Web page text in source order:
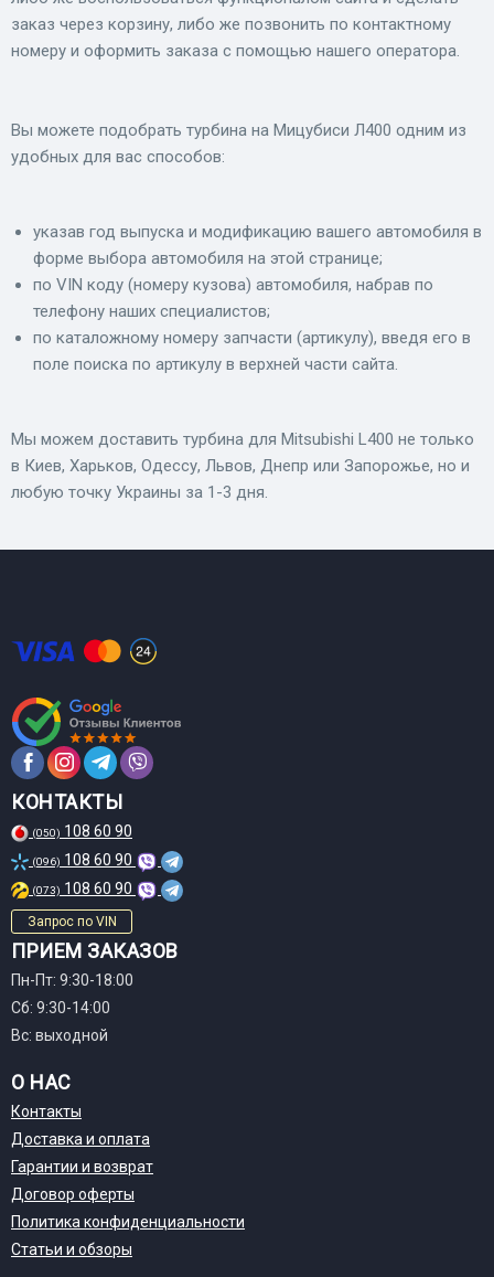
заказ через корзину, либо же позвонить по контактному
номеру и оформить заказа с помощью нашего оператора.
Вы можете подобрать турбина на Мицубиси Л400 одним из
удобных для вас способов:
указав год выпуска и модификацию вашего автомобиля в
форме выбора автомобиля на этой странице;
по VIN коду (номеру кузова) автомобиля, набрав по
телефону наших специалистов;
по каталожному номеру запчасти (артикулу), введя его в
поле поиска по артикулу в верхней части сайта.
Мы можем доставить турбина для Mitsubishi L400 не только
в Киев, Харьков, Одессу, Львов, Днепр или Запорожье, но и
любую точку Украины за 1-3 дня.
КОНТАКТЫ
(050) 108 60 90
(096) 108 60 90
(073) 108 60 90
Запрос по VIN
ПРИЕМ ЗАКАЗОВ
Пн-Пт: 9:30-18:00
Сб: 9:30-14:00
Вс: выходной
О НАС
Контакты
Доставка и оплата
Гарантии и возврат
Договор оферты
Политика конфиденциальности
Статьи и обзоры